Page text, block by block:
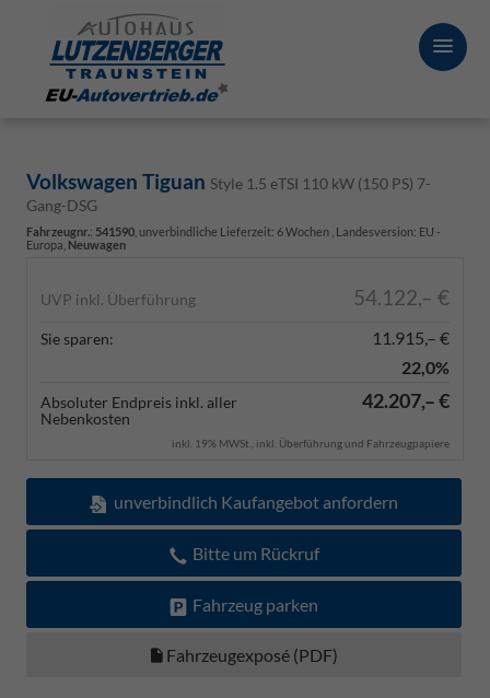
Volkswagen Tiguan Style 1.5 eTSI 110 kW (150 PS) 7-
Gang-DSG
Fahrzeugnr.: 541590 , unverbindliche Lieferzeit: 6 Wochen , Landesversion: EU -
Europa, Neuwagen
UVP inkl. Überführung 54.122,– €
Sie sparen:
11.915,– €
22,0%
Absoluter Endpreis inkl. aller
Nebenkosten
42.207,– €
inkl. 19% MWSt., inkl. Überführung und Fahrzeugpapiere
unverbindlich Kaufangebot anfordern
Bitte um Rückruf
Fahrzeug parken
Fahrzeugexposé (PDF)